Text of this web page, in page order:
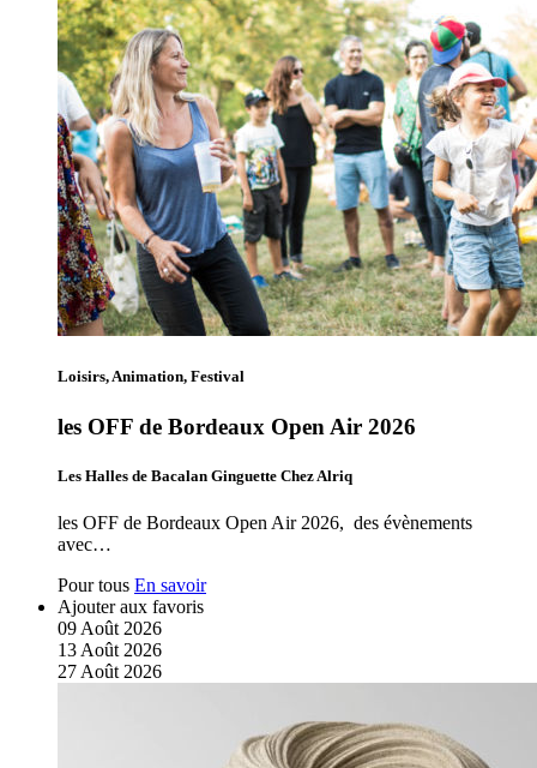
Loisirs, Animation, Festival
les OFF de Bordeaux Open Air 2026
Les Halles de Bacalan Ginguette Chez Alriq
les OFF de Bordeaux Open Air 2026, des évènements
avec…
Pour tous En savoir
Ajouter aux favoris
09 Août 2026
13 Août 2026
27 Août 2026